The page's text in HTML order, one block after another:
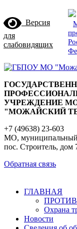
Версия
для
слабовидящих
УЧРЕЖДЕНИЕ
"МОЖАЙСКИЙ
+7 (49638) 23-603
МО,
пос. Строитель, дом
Обратная связь
ГЛАВНАЯ
Охрана
Новости